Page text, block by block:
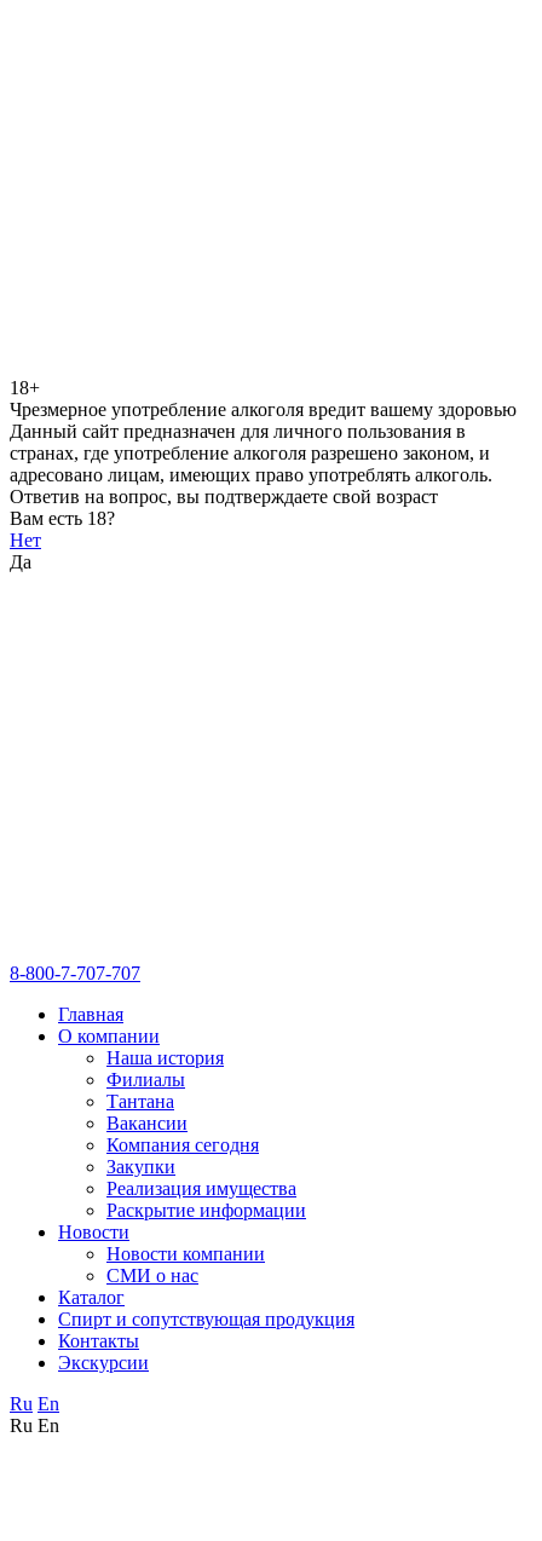
18+
Чрезмерное употребление алкоголя вредит вашему здоровью
Данный сайт предназначен для личного пользования в
странах, где употребление алкоголя разрешено законом, и
адресовано лицам, имеющих право употреблять алкоголь.
Ответив на вопрос, вы подтверждаете свой возраст
Вам есть 18?
Нет
Да
8-800-7-707-707
Главная
О компании
Наша история
Филиалы
Тантана
Вакансии
Компания сегодня
Закупки
Реализация имущества
Раскрытие информации
Новости
Новости компании
СМИ о нас
Каталог
Спирт и сопутствующая продукция
Контакты
Экскурсии
Ru En
Ru En